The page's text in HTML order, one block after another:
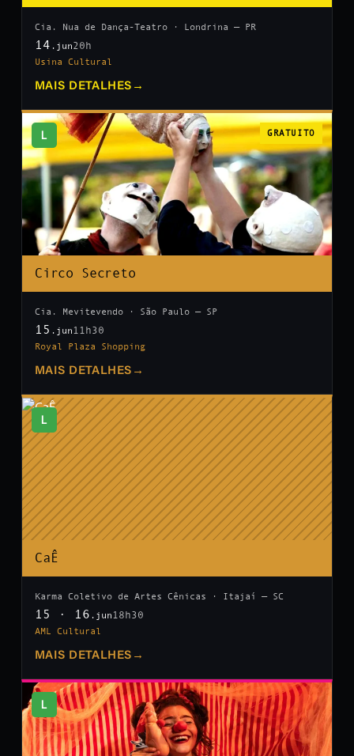
Cia. Nua de Dança-Teatro · Londrina — PR
14 .jun20h
Usina Cultural
MAIS DETALHES →
L GRATUITO
Circo Secreto
Cia. Mevitevendo · São Paulo — SP
15 .jun 11h30
Royal Plaza Shopping
MAIS DETALHES →
L
CaÊ
Karma Coletivo de Artes Cênicas · Itajaí — SC
15 · 16 .jun 18h30
AML Cultural
MAIS DETALHES →
L